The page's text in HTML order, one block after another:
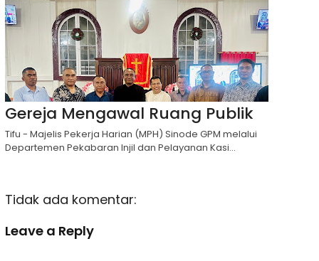
Gereja Mengawal Ruang Publik
Tifu - Majelis Pekerja Harian (MPH) Sinode GPM melalui
Departemen Pekabaran Injil dan Pelayanan Kasi...
Tidak ada komentar:
Leave a Reply